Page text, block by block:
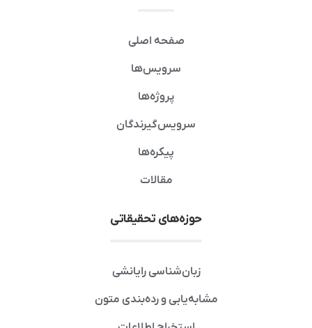
صفحه اصلی
سرویس‌ها
پروژه‌ها
سرویس‌گیرندگان
پیکره‌ها
مقالات
حوزه‌های تحقیقاتی
زبان‌شناسی رایانشی
مشابه‌یابی و رده‌بندی متون